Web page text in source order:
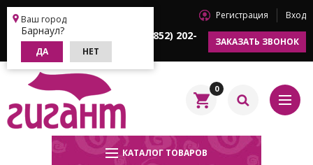
Барнаул
Ваш город
Барнаул?
ДА НЕТ
Регистрация Вход
+7 (3852) 202-
622
+7 (3852) 202-
ЗАКАЗАТЬ ЗВОНОК
0
КАТАЛОГ ТОВАРОВ